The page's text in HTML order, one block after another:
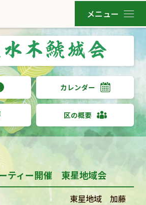
カレンダー
区の概要
ティー開催 東星地域会
東星地域 加藤